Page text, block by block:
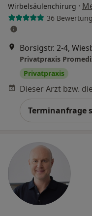
Wirbelsäulenchirurg ·
36
Borsigstr. 2-4,
Privatpraxis
Terminanfrage